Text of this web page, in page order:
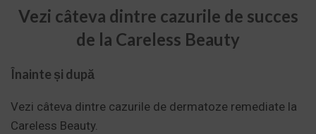
Vezi câteva dintre cazurile de succes
de la Careless Beauty
Înainte și după
Vezi câteva dintre cazurile de dermatoze remediate la
Careless Beauty.